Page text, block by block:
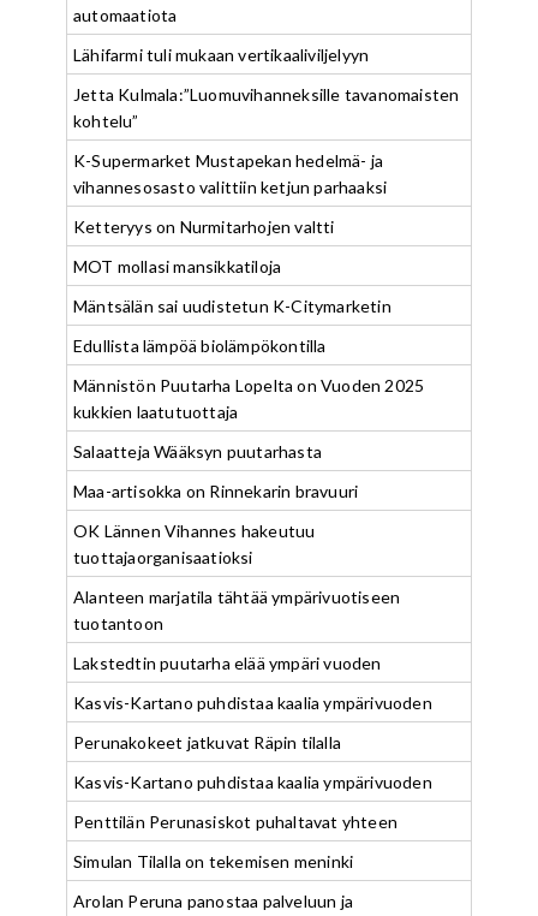
automaatiota
Lähifarmi tuli mukaan vertikaaliviljelyyn
Jetta Kulmala:”Luomuvihanneksille tavanomaisten
kohtelu”
K-Supermarket Mustapekan hedelmä- ja
vihannesosasto valittiin ketjun parhaaksi
Ketteryys on Nurmitarhojen valtti
MOT mollasi mansikkatiloja
Mäntsälän sai uudistetun K-Citymarketin
Edullista lämpöä biolämpökontilla
Männistön Puutarha Lopelta on Vuoden 2025
kukkien laatutuottaja
Salaatteja Wääksyn puutarhasta
Maa-artisokka on Rinnekarin bravuuri
OK Lännen Vihannes hakeutuu
tuottajaorganisaatioksi
Alanteen marjatila tähtää ympärivuotiseen
tuotantoon
Lakstedtin puutarha elää ympäri vuoden
Kasvis-Kartano puhdistaa kaalia ympärivuoden
Perunakokeet jatkuvat Räpin tilalla
Kasvis-Kartano puhdistaa kaalia ympärivuoden
Penttilän Perunasiskot puhaltavat yhteen
Simulan Tilalla on tekemisen meninki
Arolan Peruna panostaa palveluun ja